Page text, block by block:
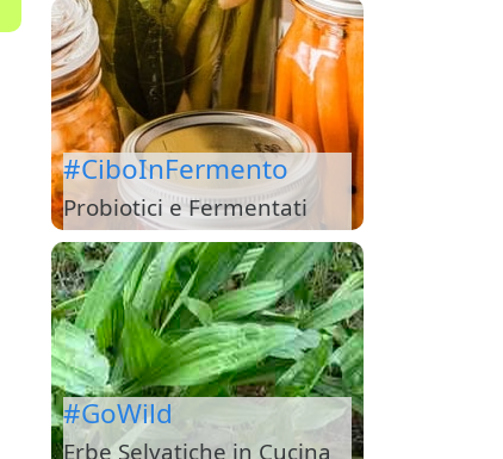
#CiboInFermento
Probiotici e Fermentati
#GoWild
Erbe Selvatiche in Cucina